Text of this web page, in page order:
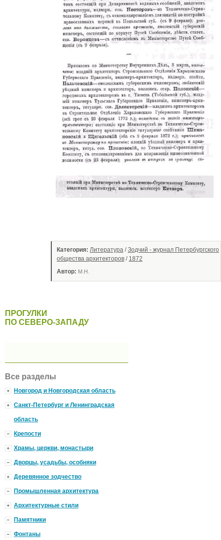
Категория:Литература /Зодчий - журнал Петербургского
общества архитекторов / 1872
Автор: М.Н.
ПРОГУЛКИ
ПО СЕВЕРО-ЗАПАДУ
Все разделы
Новгород и Новгородская область
Санкт-Петербург и Ленинградская
область
Крепости
Храмы, церкви, монастыри
Дворцы, усадьбы, особняки
Деревянное зодчество
Промышленная архитектура
Архитектурные стили
Памятники
Фонтаны